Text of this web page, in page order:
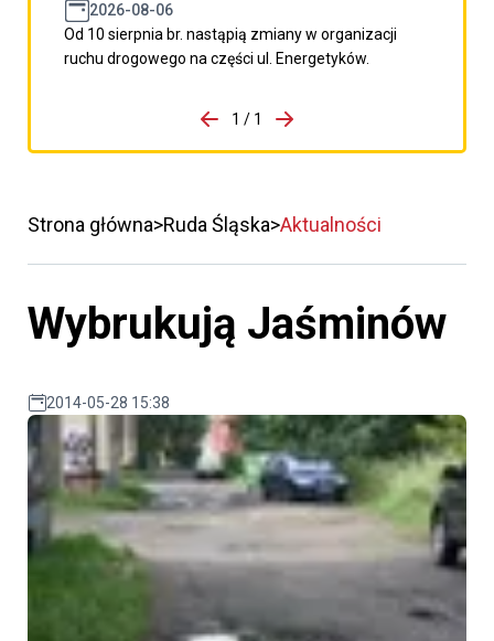
2026-08-06
Od 10 sierpnia br. nastąpią zmiany w organizacji
ruchu drogowego na części ul. Energetyków.
porzpedniego komunikatu
1 / 1
Przejdź do następnego
Strona główna Ruda Śląska Aktualności
Wybrukują Jaśminów
2014-05-28 15:38